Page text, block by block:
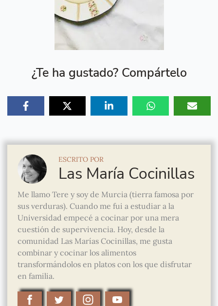
¿Te ha gustado? Compártelo
ESCRITO POR
Las María Cocinillas
Me llamo Tere y soy de Murcia (tierra famosa por
sus verduras). Cuando me fui a estudiar a la
Universidad empecé a cocinar por una mera
cuestión de supervivencia. Hoy, desde la
comunidad Las Marías Cocinillas, me gusta
combinar y cocinar los alimentos
transformándolos en platos con los que disfrutar
en familia.